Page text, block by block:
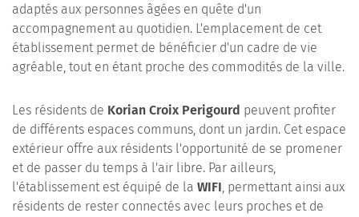
adaptés aux personnes âgées en quête d'un
accompagnement au quotidien. L'emplacement de cet
établissement permet de bénéficier d'un cadre de vie
agréable, tout en étant proche des commodités de la ville.
Les résidents de Korian Croix Perigourd peuvent profiter
de différents espaces communs, dont un jardin. Cet espace
extérieur offre aux résidents l'opportunité de se promener
et de passer du temps à l'air libre. Par ailleurs,
l'établissement est équipé de la WIFI, permettant ainsi aux
résidents de rester connectés avec leurs proches et de